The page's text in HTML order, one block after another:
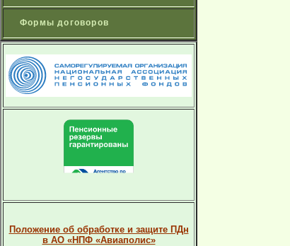
Формы договоров
Положение об обработке и защите ПДн
в АО «НПФ «Авиаполис»